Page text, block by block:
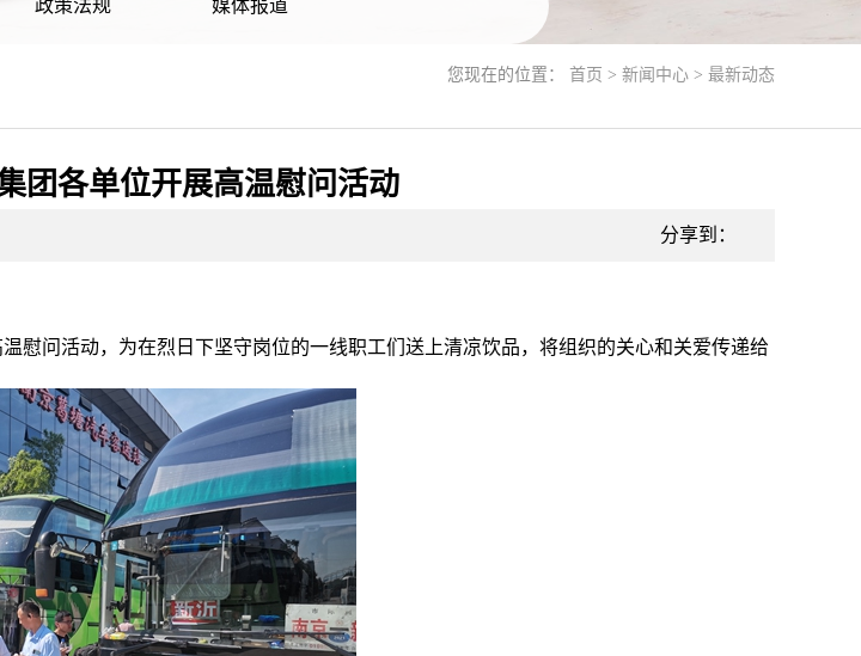
政策法规 媒体报道
您现在的位置： 首页 > 新闻中心 > 最新动态
各单位开展高温慰问活动
分享到：
慰问活动，为在烈日下坚守岗位的一线职工们送上清凉饮品，将组织的关心和关爱传递给